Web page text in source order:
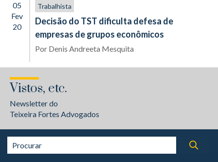
05
Fev
20
Trabalhista
Decisão do TST dificulta defesa de
empresas de grupos econômicos
Por Denis Andreeta Mesquita
Vistos, etc.
Newsletter do
Teixeira Fortes Advogados